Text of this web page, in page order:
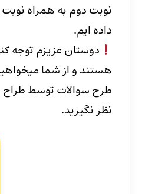
نوبت دوم به همراه نوبت
داده ایم.
دوستان عزیزم توجه
هستند و از شما
طرح سوالات توسط طراح
نظر نگیرید.